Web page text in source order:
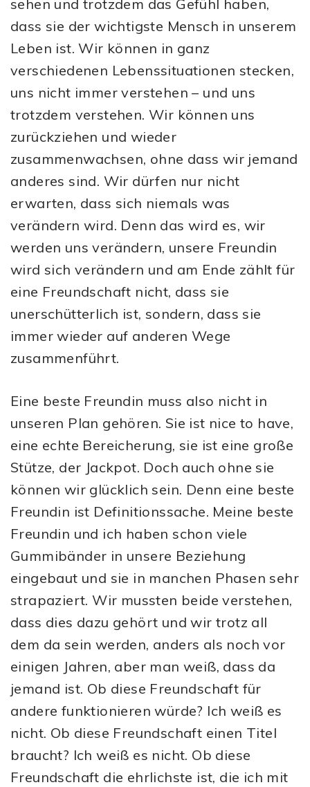
sehen und trotzdem das Gefühl haben,
dass sie der wichtigste Mensch in unserem
Leben ist. Wir können in ganz
verschiedenen Lebenssituationen stecken,
uns nicht immer verstehen – und uns
trotzdem verstehen. Wir können uns
zurückziehen und wieder
zusammenwachsen, ohne dass wir jemand
anderes sind. Wir dürfen nur nicht
erwarten, dass sich niemals was
verändern wird. Denn das wird es, wir
werden uns verändern, unsere Freundin
wird sich verändern und am Ende zählt für
eine Freundschaft nicht, dass sie
unerschütterlich ist, sondern, dass sie
immer wieder auf anderen Wege
zusammenführt.
Eine beste Freundin muss also nicht in
unseren Plan gehören. Sie ist nice to have,
eine echte Bereicherung, sie ist eine große
Stütze, der Jackpot. Doch auch ohne sie
können wir glücklich sein. Denn eine beste
Freundin ist Definitionssache. Meine beste
Freundin und ich haben schon viele
Gummibänder in unsere Beziehung
eingebaut und sie in manchen Phasen sehr
strapaziert. Wir mussten beide verstehen,
dass dies dazu gehört und wir trotz all
dem da sein werden, anders als noch vor
einigen Jahren, aber man weiß, dass da
jemand ist. Ob diese Freundschaft für
andere funktionieren würde? Ich weiß es
nicht. Ob diese Freundschaft einen Titel
braucht? Ich weiß es nicht. Ob diese
Freundschaft die ehrlichste ist, die ich mit